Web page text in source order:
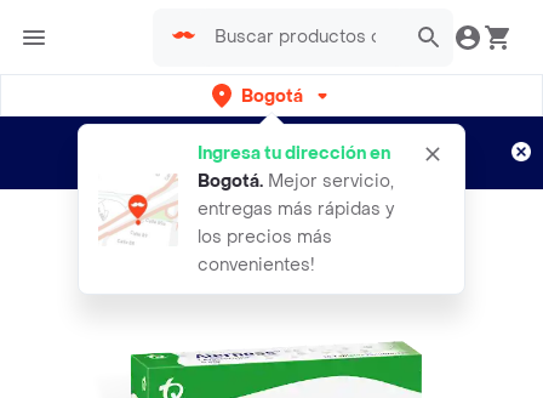
Bogotá
Ingresa tu dirección en
Bogotá. Mejor servicio,
entregas más rápidas y
los precios más
convenientes!
envíos gratis por semanas
Aplican TyC